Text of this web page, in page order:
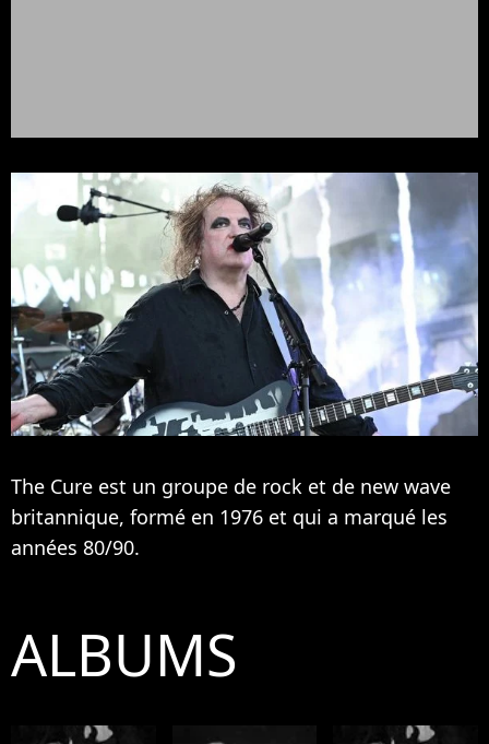
The Cure est un groupe de rock et de new wave
britannique, formé en 1976 et qui a marqué les
années 80/90.
ALBUMS